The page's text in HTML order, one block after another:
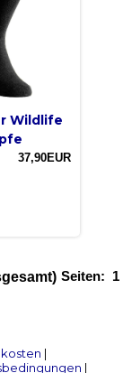
Wildlife
37,90EUR
Seiten: 1
|
|